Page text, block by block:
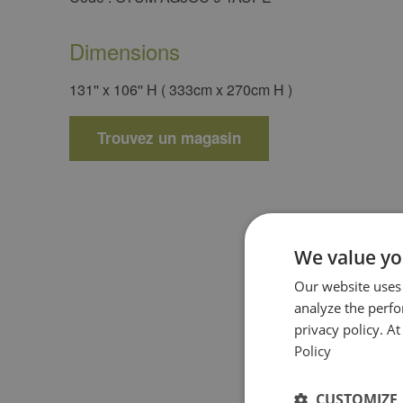
Dimensions
131'' x 106'' H ( 333cm x 270cm H )
Trouvez un magasin
We value
Our website
analyze the
privacy policy.
Policy